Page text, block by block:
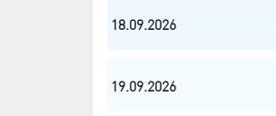
18.09.2026
19.09.2026